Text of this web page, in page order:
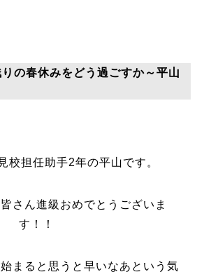
の春休みをどう過ごすか～平山
校担任助手2年の平山です。
さん進級おめでとうございま
す！！
まると思うと早いなあという気